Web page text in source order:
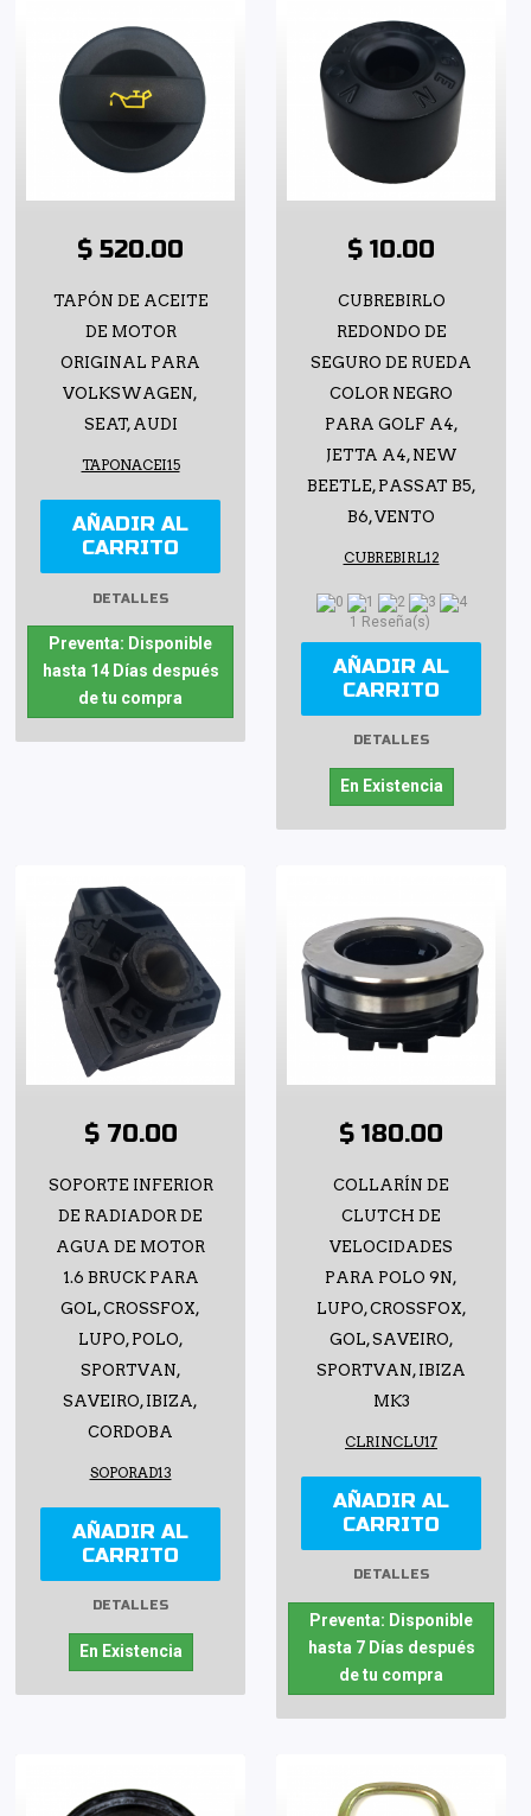
$ 520.00
TAPÓN DE ACEITE
DE MOTOR
ORIGINAL PARA
VOLKSWAGEN,
SEAT, AUDI
TAPONACEI15
AÑADIR AL
CARRITO
DETALLES
Preventa: Disponible
hasta 14 Días después
de tu compra
$ 10.00
CUBREBIRLO
REDONDO DE
SEGURO DE RUEDA
COLOR NEGRO
PARA GOLF A4,
JETTA A4, NEW
BEETLE, PASSAT B5,
B6, VENTO
CUBREBIRL12
1 Reseña(s)
AÑADIR AL
CARRITO
DETALLES
En Existencia
$ 70.00
SOPORTE INFERIOR
DE RADIADOR DE
AGUA DE MOTOR
1.6 BRUCK PARA
GOL, CROSSFOX,
LUPO, POLO,
SPORTVAN,
SAVEIRO, IBIZA,
CORDOBA
SOPORAD13
AÑADIR AL
CARRITO
DETALLES
En Existencia
$ 180.00
COLLARÍN DE
CLUTCH DE
VELOCIDADES
PARA POLO 9N,
LUPO, CROSSFOX,
GOL, SAVEIRO,
SPORTVAN, IBIZA
MK3
CLRINCLU17
AÑADIR AL
CARRITO
DETALLES
Preventa: Disponible
hasta 7 Días después
de tu compra